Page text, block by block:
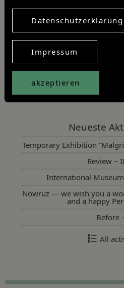
Post
navigation
Share
Neueste
Temporary Exhibition
Review –
International
Nowruz — we wish you a
and a happy
Before
All
Datenschutzerklärung
Impressum
akzeptieren